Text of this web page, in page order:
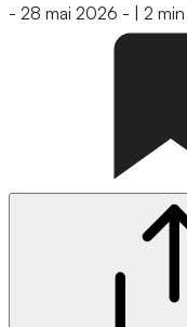
- 28 mai 2026 - 2 min